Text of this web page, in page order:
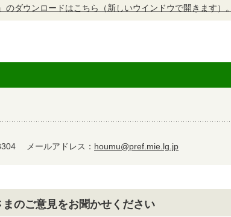
のダウンロードはこちら（新しいウインドウで開きます）。
メールアドレス： houmu@pref.mie.lg.jp
のご意見をお聞かせください